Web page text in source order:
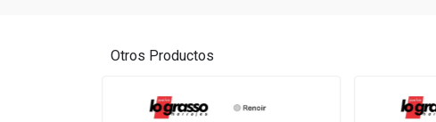
Otros Productos